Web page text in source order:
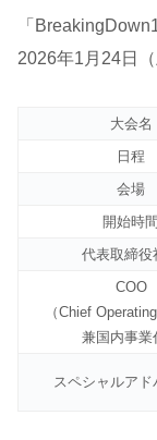
「
2026年1月24日
大会名
日程
会場
開始時間
代表取締役
COO
（Chief
兼国内事業
スペシャルアド